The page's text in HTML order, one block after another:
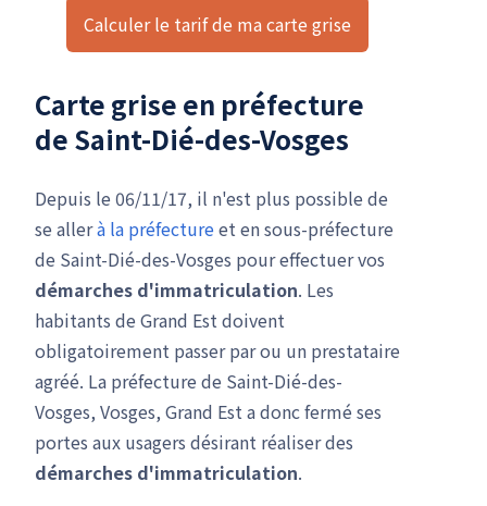
Calculer le tarif de ma carte grise
Carte grise en préfecture
de Saint-Dié-des-Vosges
Depuis le 06/11/17, il n'est plus possible de
se allerà la préfectureet en sous-préfecture
de Saint-Dié-des-Vosges pour effectuer vos
démarches d'immatriculation. Les
habitants de Grand Est doivent
obligatoirement passer par ou un prestataire
agréé. La préfecture de Saint-Dié-des-
Vosges, Vosges, Grand Est a donc fermé ses
portes aux usagers désirant réaliser des
démarches d'immatriculation.